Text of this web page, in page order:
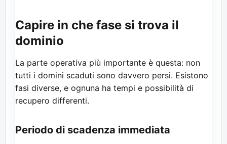
Capire in che fase si trova il
dominio
La parte operativa più importante è questa: non
tutti i domini scaduti sono davvero persi. Esistono
fasi diverse, e ognuna ha tempi e possibilità di
recupero differenti.
Periodo di scadenza immediata